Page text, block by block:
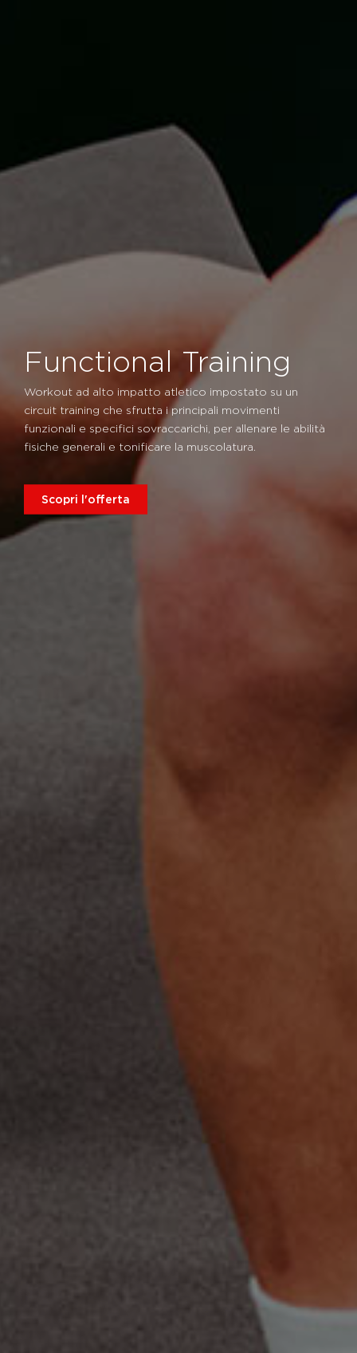
Functional Training
Workout ad alto impatto atletico impostato su un
circuit training che sfrutta i principali movimenti
funzionali e specifici sovraccarichi, per allenare le abilità
fisiche generali e tonificare la muscolatura.
Scopri l'offerta